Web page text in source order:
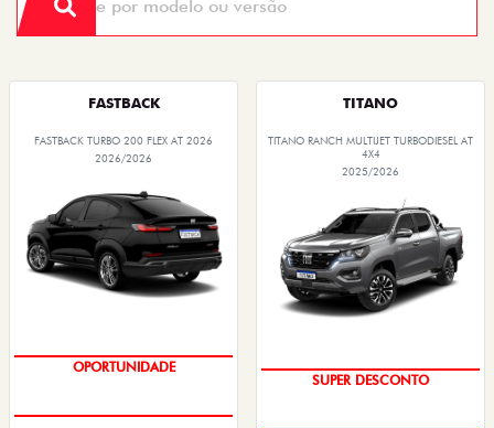
FASTBACK
FASTBACK TURBO 200 FLEX AT 2026
2026/2026
OPORTUNIDADE
TITANO
TITANO RANCH MULTIJET TURBODIESEL AT
4X4
2025/2026
SUPER DESCONTO